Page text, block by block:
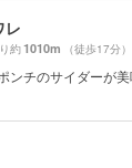
レ
約1010m （徒歩17分）
ンチのサイダーが